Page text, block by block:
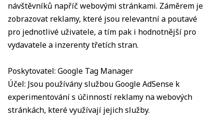
návštěvníků napříč webovými stránkami. Záměrem je
zobrazovat reklamy, které jsou relevantní a poutavé
pro jednotlivé uživatele, a tím pak i hodnotnější pro
vydavatele a inzerenty třetích stran.
Poskytovatel: Google Tag Manager
Účel: Jsou používány službou Google AdSense k
experimentování s účinností reklamy na webových
stránkách, které využívají jejich služby.